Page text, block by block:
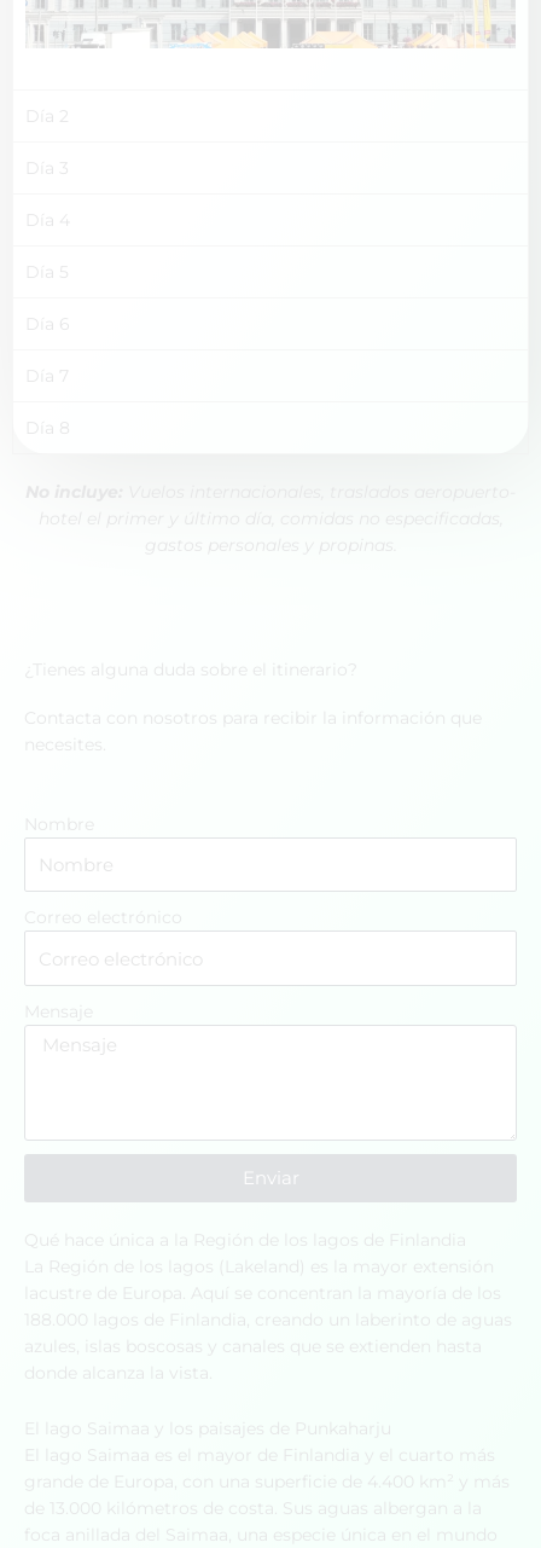
Día 2
Día 3
Día 4
Día 5
Día 6
Día 7
Día 8
gastos personales y propinas.
¿Tienes alguna duda sobre el itinerario?
Contacta con nosotros para recibir la información que
necesites.
Nombre
Correo electrónico
Mensaje
Enviar
Qué hace única a la Región de los lagos de Finlandia
La Región de los lagos (Lakeland) es la mayor extensión
lacustre de Europa. Aquí se concentran la mayoría de los
188.000 lagos de Finlandia, creando un laberinto de aguas
azules, islas boscosas y canales que se extienden hasta
donde alcanza la vista.
El lago Saimaa y los paisajes de Punkaharju
El lago Saimaa es el mayor de Finlandia y el cuarto más
grande de Europa, con una superficie de 4.400 km² y más
de 13.000 kilómetros de costa. Sus aguas albergan a la
foca anillada del Saimaa, una especie única en el mundo